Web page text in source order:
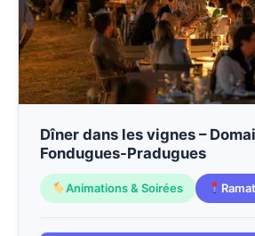
Dîner dans les vignes –
Fondugues-Pradugues
Animations & Soirées